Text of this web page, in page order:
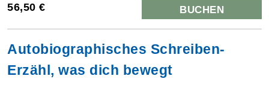
56,50 € BUCHEN
Autobiographisches Schreiben-
Erzähl, was dich bewegt